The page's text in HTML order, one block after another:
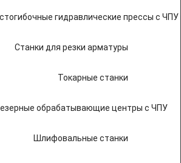
гидравлические прессы с
Станки для резки арматуры
Токарные станки
обрабатывающие центры с ЧПУ
Шлифовальные станки